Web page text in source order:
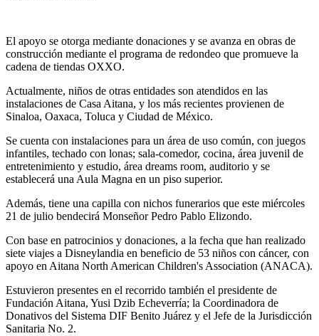
El apoyo se otorga mediante donaciones y se avanza en obras de
construcción mediante el programa de redondeo que promueve la
cadena de tiendas OXXO.
Actualmente, niños de otras entidades son atendidos en las
instalaciones de Casa Aitana, y los más recientes provienen de
Sinaloa, Oaxaca, Toluca y Ciudad de México.
Se cuenta con instalaciones para un área de uso común, con juegos
infantiles, techado con lonas; sala-comedor, cocina, área juvenil de
entretenimiento y estudio, área dreams room, auditorio y se
establecerá una Aula Magna en un piso superior.
Además, tiene una capilla con nichos funerarios que este miércoles
21 de julio bendecirá Monseñor Pedro Pablo Elizondo.
Con base en patrocinios y donaciones, a la fecha que han realizado
siete viajes a Disneylandia en beneficio de 53 niños con cáncer, con
apoyo en Aitana North American Children's Association (ANACA).
Estuvieron presentes en el recorrido también el presidente de
Fundación Aitana, Yusi Dzib Echeverría; la Coordinadora de
Donativos del Sistema DIF Benito Juárez y el Jefe de la Jurisdicción
Sanitaria No. 2.